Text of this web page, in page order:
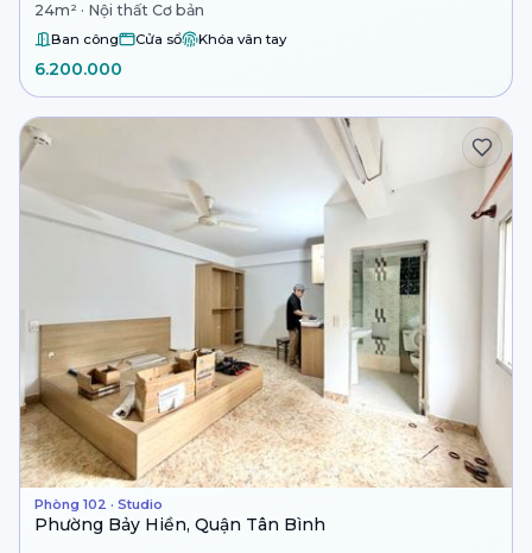
24m² · Nội thất Cơ bản
Ban công Cửa sổ Khóa vân tay
6.200.000
Phòng 102 · Studio
Phường Bảy Hiền, Quận Tân Bình